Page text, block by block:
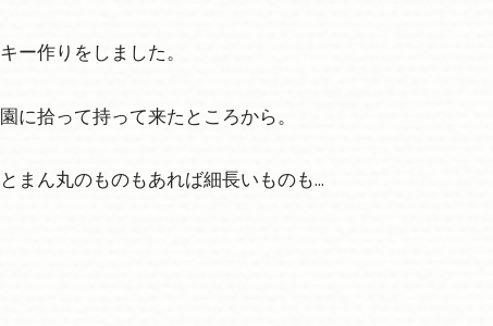
ー作りをしました。
に拾って持って来たところから。
まん丸のものもあれば細長いものも…